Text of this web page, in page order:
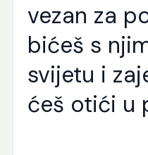
vezan za
bićeš s
svijetu i
ćeš otići u